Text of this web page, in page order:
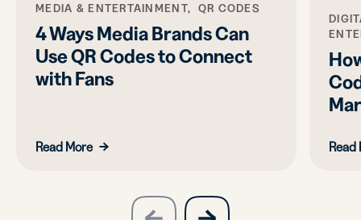
MEDIA & ENTERTAINMENT, QR CODES
4 Ways Media Brands Can
Use QR Codes to Connect
with Fans
Read More Read
slide
next